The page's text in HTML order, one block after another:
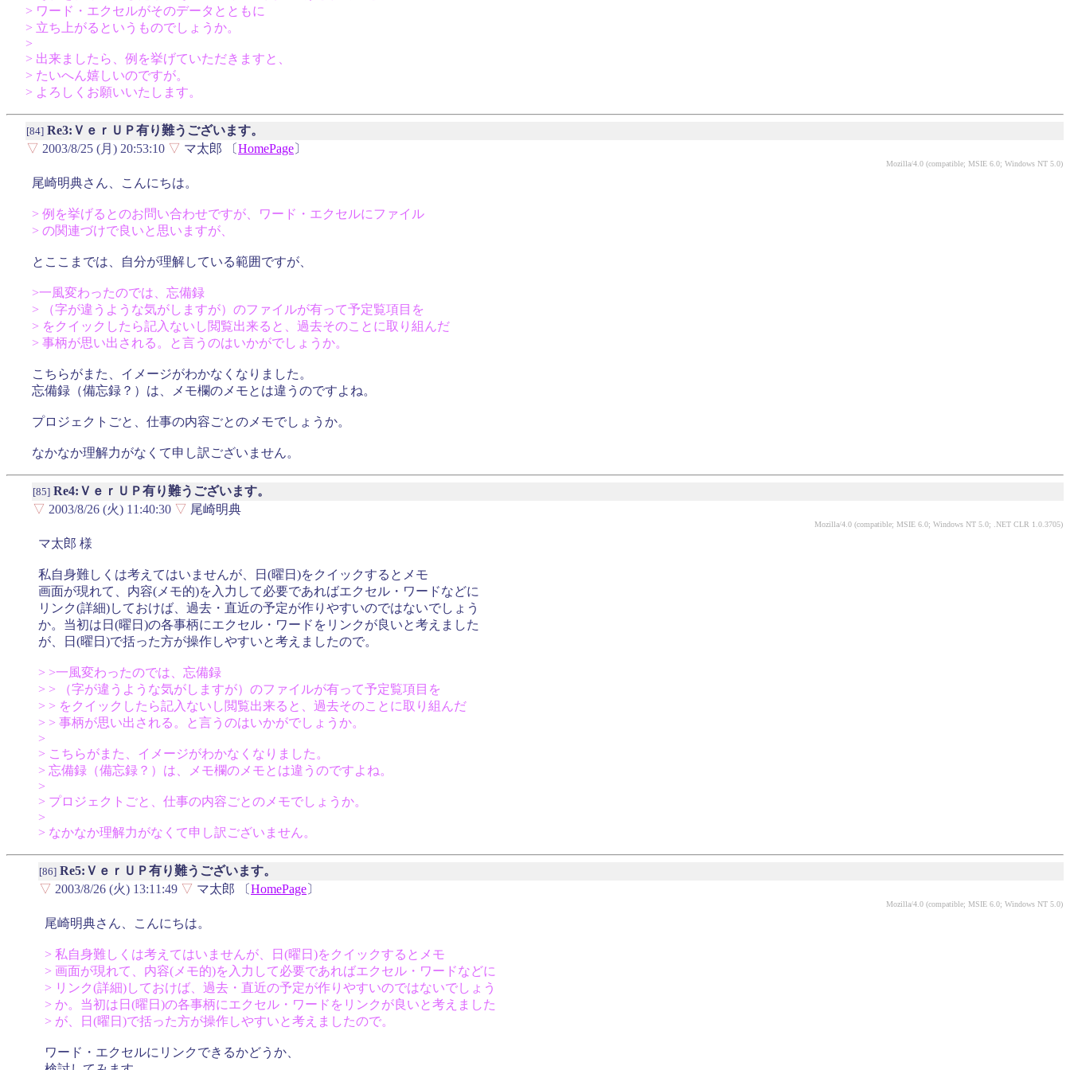
> ワード・エクセルがそのデータとともに
> 立ち上がるというものでしょうか。
>
> 出来ましたら、例を挙げていただきますと、
> たいへん嬉しいのですが。
> よろしくお願いいたします。
[84] Re3:ＶｅｒＵＰ有り難うございます。
▽ 2003/8/25 (月) 20:53:10 ▽ マ太郎 〔HomePage〕
Mozilla/4.0 (compatible; MSIE 6.0; Windows NT 5.0)
尾崎明典さん、こんにちは。
> 例を挙げるとのお問い合わせですが、ワード・エクセルにファイル
> の関連づけで良いと思いますが、
とここまでは、自分が理解している範囲ですが、
>一風変わったのでは、忘備録
> （字が違うような気がしますが）のファイルが有って予定覧項目を
> をクイックしたら記入ないし閲覧出来ると、過去そのことに取り組んだ
> 事柄が思い出される。と言うのはいかがでしょうか。
こちらがまた、イメージがわかなくなりました。
忘備録（備忘録？）は、メモ欄のメモとは違うのですよね。
プロジェクトごと、仕事の内容ごとのメモでしょうか。
なかなか理解力がなくて申し訳ございません。
[85] Re4:ＶｅｒＵＰ有り難うございます。
▽ 2003/8/26 (火) 11:40:30 ▽ 尾崎明典
Mozilla/4.0 (compatible; MSIE 6.0; Windows NT 5.0; .NET CLR 1.0.3705)
マ太郎 様
私自身難しくは考えてはいませんが、日(曜日)をクイックするとメモ
画面が現れて、内容(メモ的)を入力して必要であればエクセル・ワードなどに
リンク(詳細)しておけば、過去・直近の予定が作りやすいのではないでしょう
か。当初は日(曜日)の各事柄にエクセル・ワードをリンクが良いと考えました
が、日(曜日)で括った方が操作しやすいと考えましたので。
> >一風変わったのでは、忘備録
> > （字が違うような気がしますが）のファイルが有って予定覧項目を
> > をクイックしたら記入ないし閲覧出来ると、過去そのことに取り組んだ
> > 事柄が思い出される。と言うのはいかがでしょうか。
>
> こちらがまた、イメージがわかなくなりました。
> 忘備録（備忘録？）は、メモ欄のメモとは違うのですよね。
>
> プロジェクトごと、仕事の内容ごとのメモでしょうか。
>
> なかなか理解力がなくて申し訳ございません。
[86] Re5:ＶｅｒＵＰ有り難うございます。
▽ 2003/8/26 (火) 13:11:49 ▽ マ太郎 〔HomePage〕
Mozilla/4.0 (compatible; MSIE 6.0; Windows NT 5.0)
尾崎明典さん、こんにちは。
> 私自身難しくは考えてはいませんが、日(曜日)をクイックするとメモ
> 画面が現れて、内容(メモ的)を入力して必要であればエクセル・ワードなどに
> リンク(詳細)しておけば、過去・直近の予定が作りやすいのではないでしょう
> か。当初は日(曜日)の各事柄にエクセル・ワードをリンクが良いと考えました
> が、日(曜日)で括った方が操作しやすいと考えましたので。
ワード・エクセルにリンクできるかどうか、